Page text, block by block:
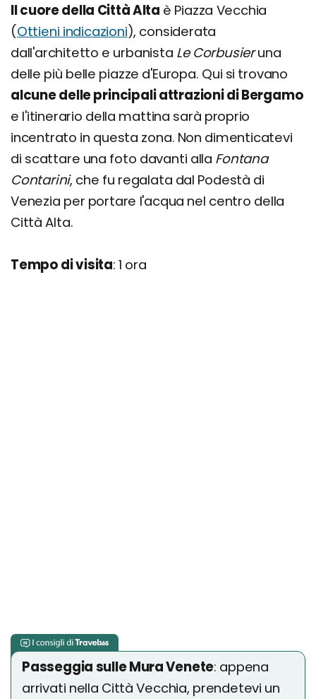
Il cuore della Città Alta è Piazza Vecchia
(Ottieni indicazioni), considerata
dall'architetto e urbanista Le Corbusieruna
delle più belle piazze d'Europa. Qui si trovano
alcune delle principali attrazioni di Bergamo
e l'itinerario della mattina sarà proprio
incentrato in questa zona. Non dimenticatevi
di scattare una foto davanti alla Fontana
Contarini, che fu regalata dal Podestà di
Venezia per portare l'acqua nel centro della
Città Alta.
Tempo di visita: 1 ora
Passeggia sulle Mura Venete: appena
arrivati nella Città Vecchia, prendetevi un